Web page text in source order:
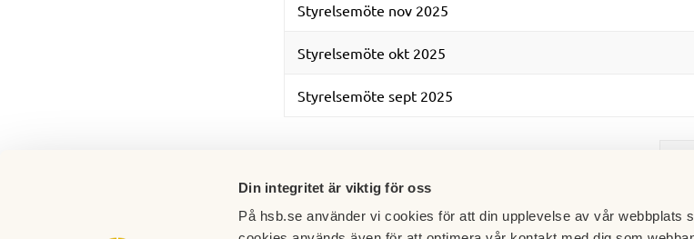
Din integritet är viktig för oss
På hsb.se använder vi cookies för att din upplevelse av vår webbplats
Styrelsemöte nov 2025
Styrelsemöte okt 2025
Styrelsemöte sept 2025